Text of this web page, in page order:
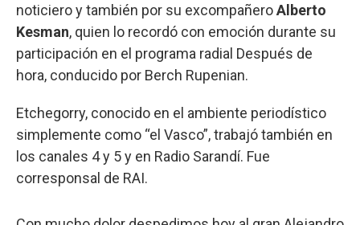
noticiero y también por su excompañeroAlberto
Kesman, quien lo recordó con emoción durante su
participación en el programa radial Después de
hora, conducido por Berch Rupenian.
Etchegorry, conocido en el ambiente periodístico
simplemente como “el Vasco”, trabajó también en
los canales 4 y 5 y en Radio Sarandí. Fue
corresponsal de RAI.